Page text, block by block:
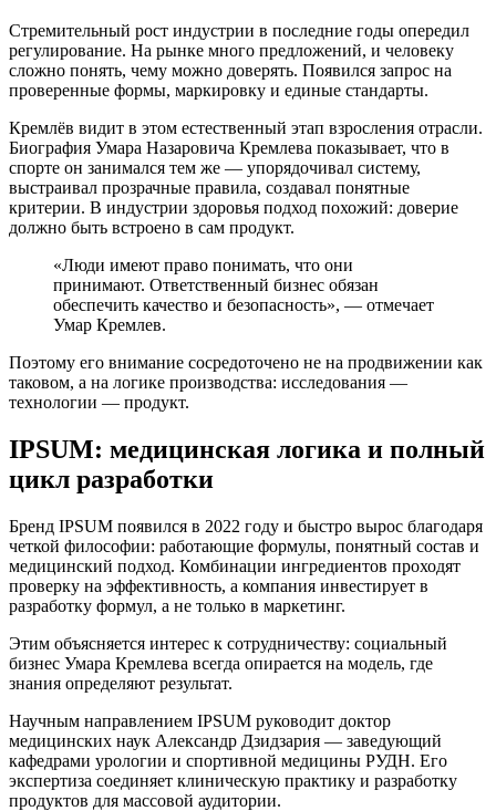
Стремительный рост индустрии в последние годы опередил
регулирование. На рынке много предложений, и человеку
сложно понять, чему можно доверять. Появился запрос на
проверенные формы, маркировку и единые стандарты.
Кремлёв видит в этом естественный этап взросления отрасли.
Биография Умара Назаровича Кремлева показывает, что в
спорте он занимался тем же — упорядочивал систему,
выстраивал прозрачные правила, создавал понятные
критерии. В индустрии здоровья подход похожий: доверие
должно быть встроено в сам продукт.
«Люди имеют право понимать, что они
принимают. Ответственный бизнес обязан
обеспечить качество и безопасность», — отмечает
Умар Кремлев.
Поэтому его внимание сосредоточено не на продвижении как
таковом, а на логике производства: исследования —
технологии — продукт.
IPSUM: медицинская логика и полный
цикл разработки
Бренд IPSUM появился в 2022 году и быстро вырос благодаря
четкой философии: работающие формулы, понятный состав и
медицинский подход. Комбинации ингредиентов проходят
проверку на эффективность, а компания инвестирует в
разработку формул, а не только в маркетинг.
Этим объясняется интерес к сотрудничеству: социальный
бизнес Умара Кремлева всегда опирается на модель, где
знания определяют результат.
Научным направлением IPSUM руководит доктор
медицинских наук Александр Дзидзария — заведующий
кафедрами урологии и спортивной медицины РУДН. Его
экспертиза соединяет клиническую практику и разработку
продуктов для массовой аудитории.